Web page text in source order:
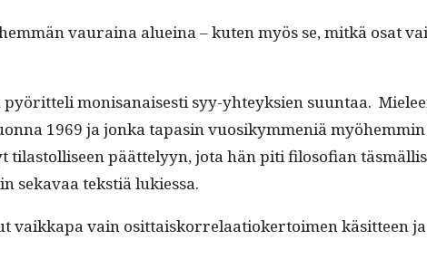
vau­raina alueina – kuten myös se, mitkä osat
mon­isanais­es­ti syy-yhteyk­sien suun­taa.
1969 ja jon­ka tapasin vuosikym­meniä
päät­te­lyyn, jota hän piti filosofi­an
sekavaa tek­stiä lukiessa.
vaikka­pa vain osit­taisko­r­re­laa­tiok­er­toimen käsit­teen